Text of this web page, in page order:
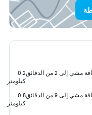
إلى 2 من الدقائق
0.2
كيلومتر
إلى 9 من الدقائق
0.8
كيلومتر